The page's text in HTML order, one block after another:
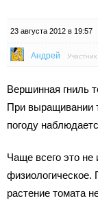
23 августа 2012 в 19:57
Андрей Участник
Вершинная гниль
При выращивании
погоду
Чаще всего это не
физиологическое.
растение томата